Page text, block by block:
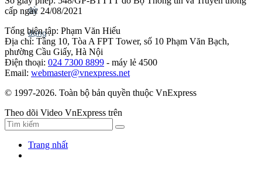
cấp ngày 24/08/2021
Tổng biên tập: Phạm Văn Hiếu
Địa chỉ: Tầng 10, Tòa A FPT Tower, số 10 Phạm Văn Bạch,
phường Cầu Giấy, Hà Nội
Điện thoại: 024 7300 8899 - máy lẻ 4500
Email: webmaster@vnexpress.net
© 1997-2026. Toàn bộ bản quyền thuộc VnExpress
Theo dõi Video VnExpress trên
Trang nhất